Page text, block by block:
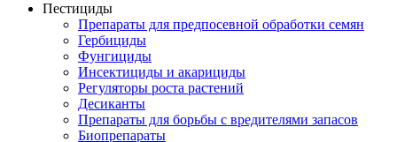
Пестициды
Препараты для предпосевной обработки семян
Гербициды
Фунгициды
Инсектициды и акарициды
Регуляторы роста растений
Десиканты
Препараты для борьбы с вредителями запасов
Биопрепараты